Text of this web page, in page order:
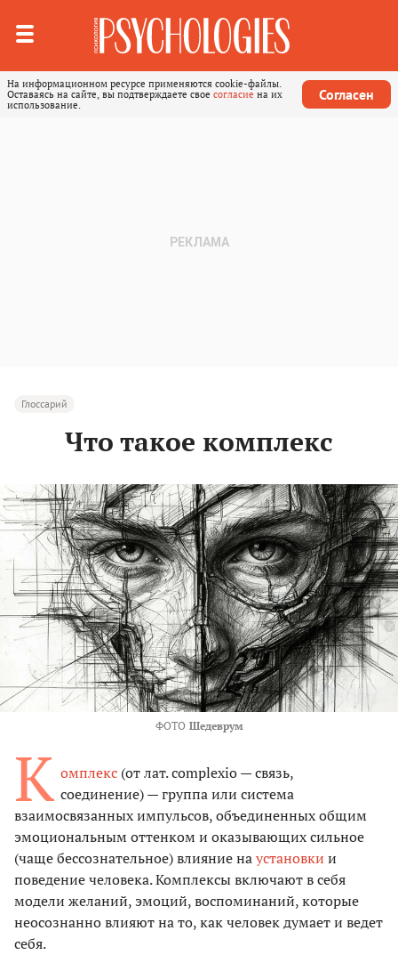
На информационном ресурсе применяются cookie-файлы.
Оставаясь на сайте, вы подтверждаете свое согласие на их
использование.
Согласен
Глоссарий
Что такое комплекс
ФОТО Шедеврум
К омплекс (от лат. complexio — связь,
соединение) — группа или система
взаимосвязанных импульсов, объединенных общим
эмоциональным оттенком и оказывающих сильное
(чаще бессознательное) влияние наустановки и
поведение человека. Комплексы включают в себя
модели желаний, эмоций, воспоминаний, которые
неосознанно влияют на то, как человек думает и ведет
себя.